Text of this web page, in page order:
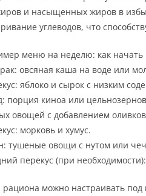
и насыщенных жиров в
углеводов, что
меню на неделю: как начать
овсяная каша на воде или
яблоко и сырок с низким
порция киноа или
овощей с добавлением
морковь и хумус.
тушеные овощи с нутом или
перекус (при
рациона можно настраивать